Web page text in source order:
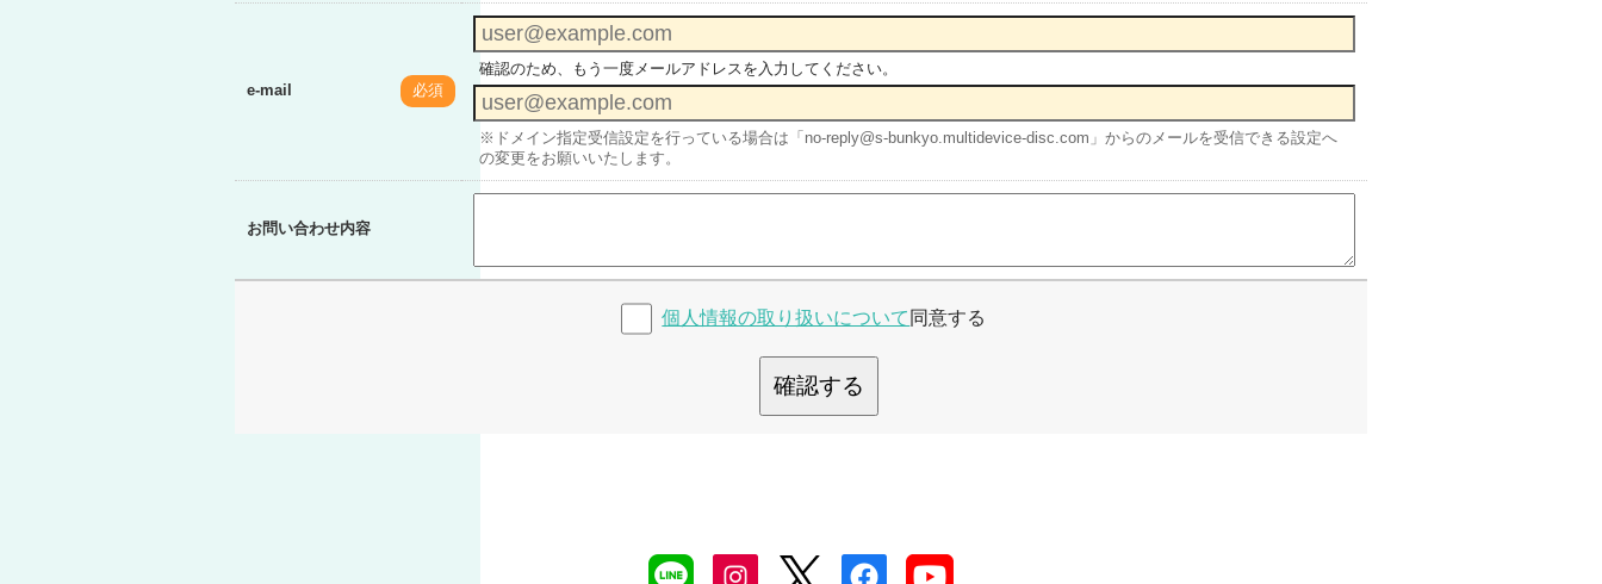
e-mail 必須
確認のため、もう一度メールアドレスを入力してください。
※ドメイン指定受信設定を行っている場合は「no-reply@s-bunkyo.multidevice-disc.com」からのメールを受信できる設定へ
の変更をお願いいたします。
お問い合わせ内容
個人情報の取り扱いについて 同意する
確認する